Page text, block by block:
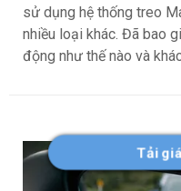
sử dụng hệ thống treo
nhiều loại khác. Đã bao
động như thế nào và
Tải